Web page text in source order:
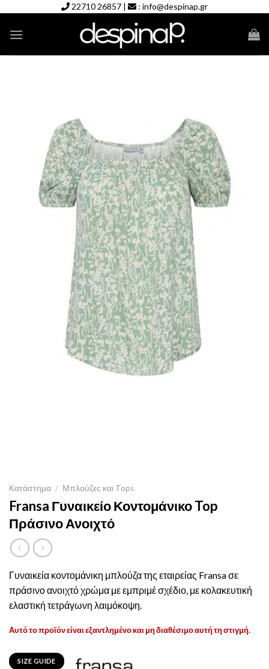
content
22710 26857 | : info@despinap.gr
Κατάστημα / Μπλούζες και Tops
Fransa Γυναικείο Κοντομάνικο Top
Πράσινο Ανοιχτό
Γυναικεία κοντομάνικη μπλούζα της εταιρείας Fransa σε
πράσινο ανοιχτό χρώμα με εμπριμέ σχέδιο, με κολακευτική
ελαστική τετράγωνη λαιμόκοψη.
Αυτό το προϊόν είναι εξαντλημένο και μη διαθέσιμο αυτή τη στιγμή.
SIZE GUIDE